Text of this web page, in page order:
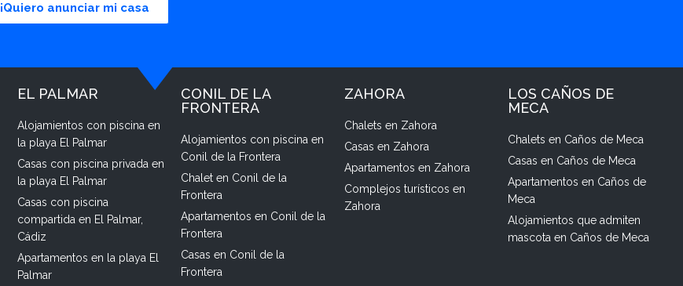
¡Quiero anunciar mi casa
EL PALMAR
Alojamientos con piscina en
la playa El Palmar
Casas con piscina privada en
la playa El Palmar
Casas con piscina
compartida en El Palmar,
Cádiz
Apartamentos en la playa El
Palmar
CONIL DE LA
FRONTERA
Alojamientos con piscina en
Conil de la Frontera
Chalet en Conil de la
Frontera
Apartamentos en Conil de la
Frontera
Casas en Conil de la
Frontera
ZAHORA
Chalets en Zahora
Casas en Zahora
Apartamentos en Zahora
Complejos turísticos en
Zahora
LOS CAÑOS DE
MECA
Chalets en Caños de Meca
Casas en Caños de Meca
Apartamentos en Caños de
Meca
Alojamientos que admiten
mascota en Caños de Meca